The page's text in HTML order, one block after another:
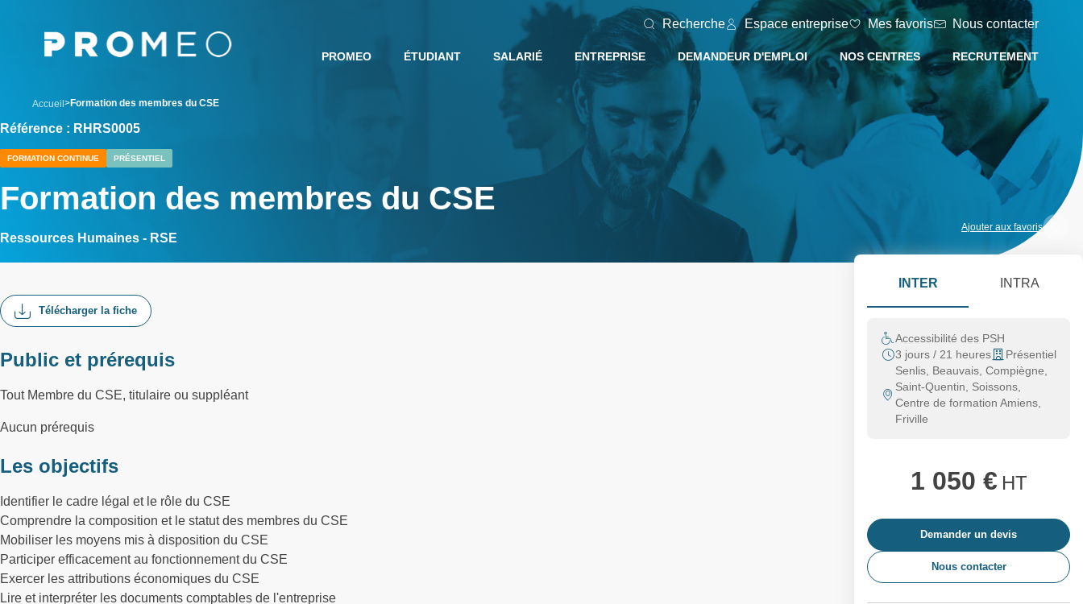
Recherche Espace entreprise Mes favoris Nous contacter
PROMEO ÉTUDIANT SALARIÉ ENTREPRISE DEMANDEUR D'EMPLOI NOS CENTRES RECRUTEMENT
Accueil Formation des membres du CSE
Référence : RHRS0005
FORMATION CONTINUE PRÉSENTIEL
Formation des membres du CSE
Ressources Humaines - RSE
Ajouter aux favoris
Télécharger la fiche
Public et prérequis
Tout Membre du CSE, titulaire ou suppléant
Aucun prérequis
Les objectifs
Identifier le cadre légal et le rôle du CSE
Comprendre la composition et le statut des membres du CSE
Mobiliser les moyens mis à disposition du CSE
Participer efficacement au fonctionnement du CSE
Exercer les attributions économiques du CSE
Lire et interpréter les documents comptables de l'entreprise
INTER INTRA
Accessibilité des PSH
3 jours / 21 heures
Présentiel
Senlis, Beauvais, Compiègne,
Saint-Quentin, Soissons,
Centre de formation Amiens,
Friville
1 050 € HT
Demander un devis
Nous contacter